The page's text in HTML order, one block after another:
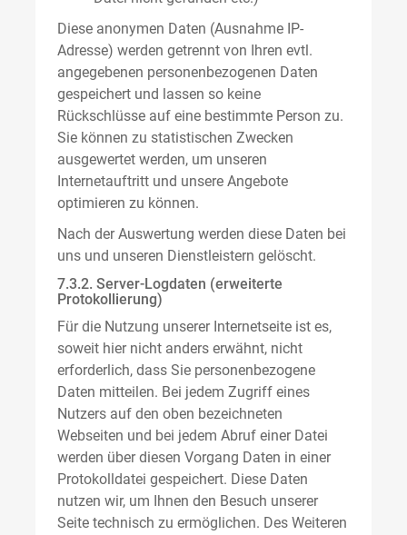
Diese anonymen Daten (Ausnahme IP-
Adresse) werden getrennt von Ihren evtl.
angegebenen personenbezogenen Daten
gespeichert und lassen so keine
Rückschlüsse auf eine bestimmte Person zu.
Sie können zu statistischen Zwecken
ausgewertet werden, um unseren
Internetauftritt und unsere Angebote
optimieren zu können.
Nach der Auswertung werden diese Daten bei
uns und unseren Dienstleistern gelöscht.
7.3.2. Server-Logdaten (erweiterte
Protokollierung)
Für die Nutzung unserer Internetseite ist es,
soweit hier nicht anders erwähnt, nicht
erforderlich, dass Sie personenbezogene
Daten mitteilen. Bei jedem Zugriff eines
Nutzers auf den oben bezeichneten
Webseiten und bei jedem Abruf einer Datei
werden über diesen Vorgang Daten in einer
Protokolldatei gespeichert. Diese Daten
nutzen wir, um Ihnen den Besuch unserer
Seite technisch zu ermöglichen. Des Weiteren